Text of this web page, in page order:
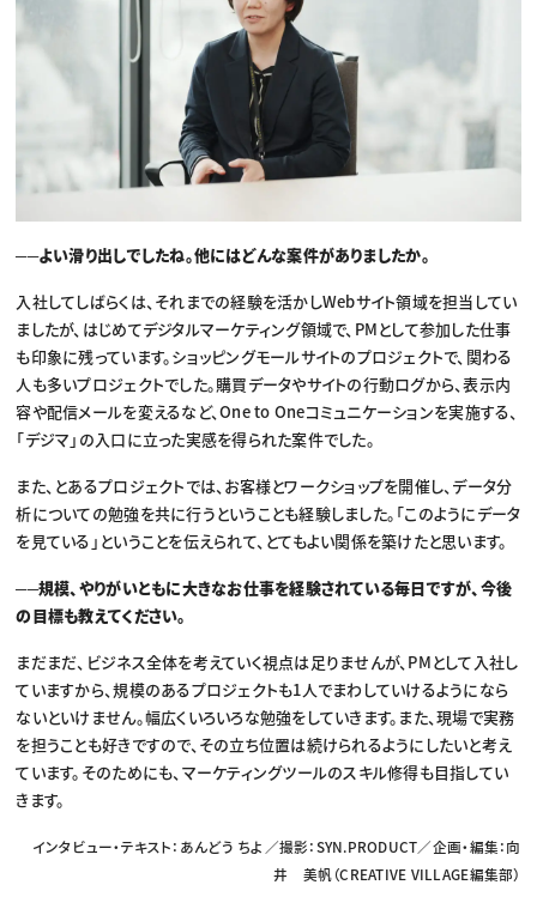
──よい滑り出しでしたね。他にはどんな案件がありましたか。
入社してしばらくは、それまでの経験を活かしWebサイト領域を担当してい
ましたが、はじめてデジタルマーケティング領域で、PMとして参加した仕事
も印象に残っています。ショッピングモールサイトのプロジェクトで、関わる
人も多いプロジェクトでした。購買データやサイトの行動ログから、表示内
容や配信メールを変えるなど、One to Oneコミュニケーションを実施する、
「デジマ」の入口に立った実感を得られた案件でした。
また、とあるプロジェクトでは、お客様とワークショップを開催し、データ分
析についての勉強を共に行うということも経験しました。「このようにデータ
を見ている」ということを伝えられて、とてもよい関係を築けたと思います。
──規模、やりがいともに大きなお仕事を経験されている毎日ですが、今後
の目標も教えてください。
まだまだ、ビジネス全体を考えていく視点は足りませんが、PMとして入社し
ていますから、規模のあるプロジェクトも1人でまわしていけるようになら
ないといけません。幅広くいろいろな勉強をしていきます。また、現場で実務
を担うことも好きですので、その立ち位置は続けられるようにしたいと考え
ています。そのためにも、マーケティングツールのスキル修得も目指してい
きます。
インタビュー・テキスト：あんどう ちよ／撮影：SYN.PRODUCT／企画・編集：向
井 美帆（CREATIVE VILLAGE編集部）